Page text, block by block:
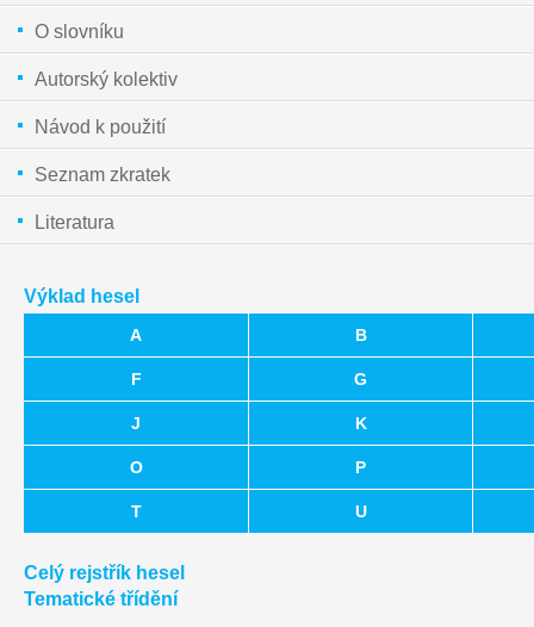
O slovníku
Autorský kolektiv
Návod k použití
Seznam zkratek
Literatura
Výklad hesel
A B
F G
J K
O P
T U
Celý rejstřík hesel
Tematické třídění